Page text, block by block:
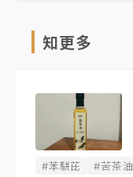
知更多
#苯駢芘 #苦茶油